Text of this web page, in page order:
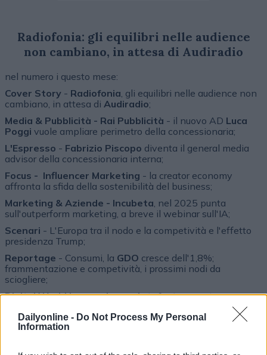
Dailyonline - Do Not Process My Personal
Information
Radiofonia: gli equilibri nelle audience
non cambiano, in attesa di Audiradio
nel numero i questo mese:
Cover Story- Radiofonia, gli equilibri nelle audience non
cambiano, in attesa di Audiradio;
Media & Pubblicità - Rai Pubblicità - il nuovo AD Luca
Poggi vuole ampliare perimetro della concessionaria;
L'Espresso - Fabrizio Piscopo diventa il general media
advisor della concessionaria interna;
Focus - Influencer Marketing - la creator economy
affronta la sfida della sostenibilità del business;
Marketing & Aziende - Incubeta, nel 2025 punta
sull'outperform marketing, a breve il webinar sull'IA;
Scenari - L'Europa tra il nodo e la competività e l'effetto
presidenza Trump;
Reportage - Consumi, la GDO cresce dell'1,8%;
frammentazione e competività, i prossimi nodi da
sciogliere;
Digital World Innovazione-Artefactpresenta
"Afterwork", film sul divario di genere nelle professioni
dell'IA;